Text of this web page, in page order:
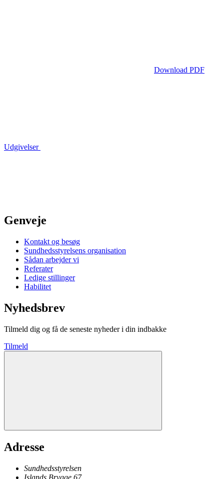
Download PDF
Udgivelser
Genveje
Kontakt og besøg
Sundhedsstyrelsens organisation
Sådan arbejder vi
Referater
Ledige stillinger
Habilitet
Nyhedsbrev
Tilmeld dig og få de seneste nyheder i din indbakke
Tilmeld
Adresse
Sundhedsstyrelsen
Islands Brygge 67